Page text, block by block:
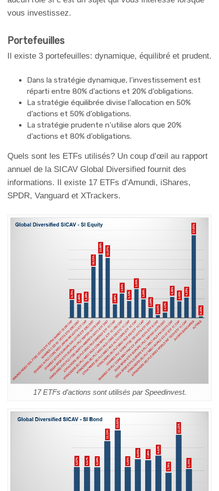
vous investissez.
Portefeuilles
Il existe 3 portefeuilles: dynamique, équilibré et prudent.
Dans la stratégie dynamique, l’investissement est
réparti entre 80% d’actions et 20% d’obligations.
La stratégie équilibrée divise l’allocation en 50%
d’actions et 50% d’obligations.
La stratégie prudente n’utilise alors que 20%
d’actions et 80% d’obligations.
Quels sont les ETFs utilisés? Un coup d’œil au rapport
annuel de la SICAV Global Diversified fournit des
informations. Il existe 17 ETFs d’Amundi, iShares,
SPDR, Vanguard et XTrackers.
17 ETFs d’actions sont utilisés par Speedinvest.